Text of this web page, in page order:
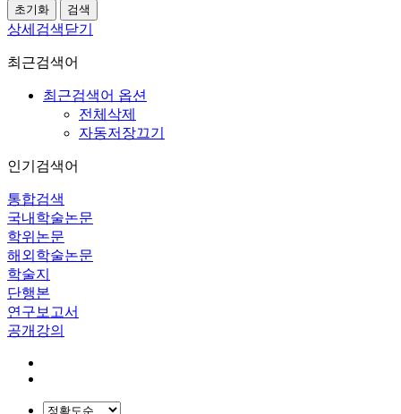
상세검색닫기
최근검색어
최근검색어 옵션
전체삭제
자동저장끄기
인기검색어
통합검색
국내학술논문
학위논문
해외학술논문
학술지
단행본
연구보고서
공개강의